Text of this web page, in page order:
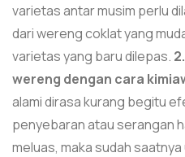
varietas antar musim perlu
dari wereng coklat yang
varietas yang baru dilepas.
wereng dengan cara
alami dirasa kurang begitu
penyebaran atau serangan
meluas, maka sudah